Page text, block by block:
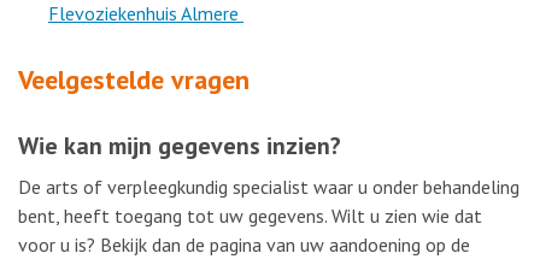
Flevoziekenhuis Almere
Veelgestelde vragen
Wie kan mijn gegevens inzien?
De arts of verpleegkundig specialist waar u onder behandeling
bent, heeft toegang tot uw gegevens. Wilt u zien wie dat
voor u is? Bekijk dan de pagina van uw aandoening op de